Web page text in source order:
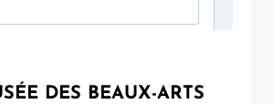
DES BEAUX-ARTS